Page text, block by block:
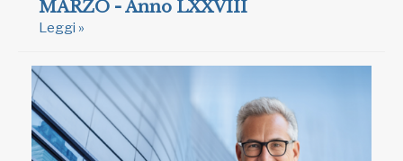
MARZO - Anno LXXVIII
Leggi »